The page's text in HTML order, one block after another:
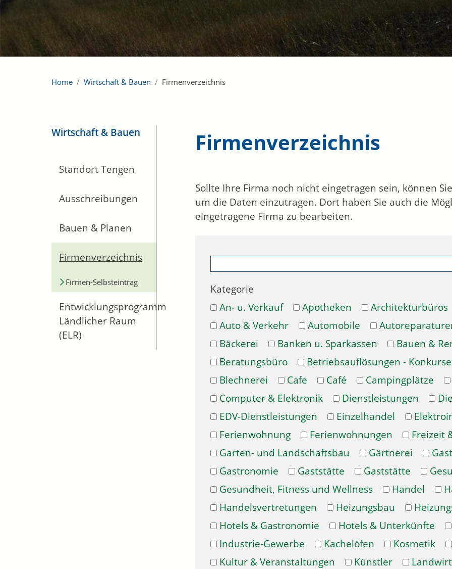
Home Wirtschaft & Bauen Firmenverzeichnis
Wirtschaft & Bauen
Standort Tengen
Ausschreibungen
Bauen & Planen
Firmenverzeichnis
Firmen-Selbsteintrag
Entwicklungsprogramm
Ländlicher Raum
(ELR)
Firmenverzeichnis
Sollte Ihre Firma noch nicht eingetragen sein, können
um die Daten einzutragen. Dort haben Sie auch die
eingetragene Firma zu bearbeiten.
Kategorie
An- u. Verkauf
Apotheken Architekturbüros
Auto & Verkehr
Automobile
Bäckerei
Banken u. Sparkassen Bauen &
Beratungsbüro
Betriebsauflösungen - Konkurse
Blechnerei
Cafe Café Campingplätze
Computer & Elektronik
Dienstleistungen
EDV-Dienstleistungen
Einzelhandel
Ferienwohnung
Ferienwohnungen Freizeit
Garten- und Landschaftsbau
Gärtnerei
Gastronomie
Gaststätte Gaststätte
Gesundheit, Fitness und Wellness
Handel
Handelsvertretungen
Heizungsbau
Hotels & Gastronomie
Hotels & Unterkünfte
Industrie-Gewerbe
Kachelöfen Kosmetik
Kultur & Veranstaltungen
Künstler